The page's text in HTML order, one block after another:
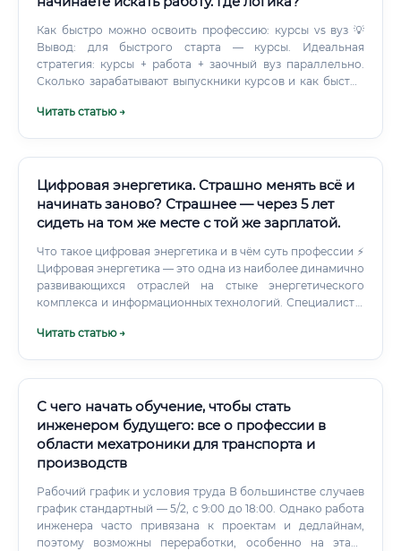
Как быстро можно освоить профессию: курсы vs вуз 💡
Вывод: для быстрого старта — курсы. Идеальная
стратегия: курсы + работа + заочный вуз параллельно.
Сколько зарабатывают выпускники курсов и как быстро
работы — это один из лучших показателей среди всех
Читать статью →
Цифровая энергетика. Страшно менять всё и
начинать заново? Страшнее — через 5 лет
сидеть на том же месте с той же зарплатой.
Что такое цифровая энергетика и в чём суть профессии ⚡
Цифровая энергетика — это одна из наиболее динамично
развивающихся отраслей на стыке энергетического
комплекса и информационных технологий. Специалист в
и оптимизацией цифровых технологий в системах
энергосистему «умной».
Читать статью →
С чего начать обучение, чтобы стать
инженером будущего: все о профессии в
области мехатроники для транспорта и
производств
Рабочий график и условия труда В большинстве случаев
график стандартный — 5/2, с 9:00 до 18:00. Однако работа
инженера часто привязана к проектам и дедлайнам,
поэтому возможны переработки, особенно на этапе